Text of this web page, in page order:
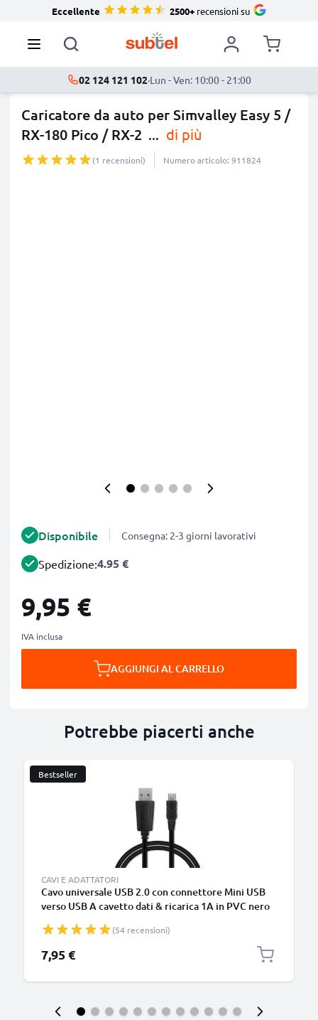
Eccellente 2500+recensioni su
02 124 121 102·Lun - Ven: 10:00 - 21:00
Caricatore da auto per Simvalley Easy 5 /
RX-180 Pico / RX-2 ... di più
(1 recensioni) Numero articolo: 911824
Disponibile Consegna: 2-3 giorni lavorativi
Spedizione:4.95 €
9,95 €
IVA inclusa
AGGIUNGI AL CARRELLO
Potrebbe piacerti anche
Bestseller
CAVI E ADATTATORI
Cavo universale USB 2.0 con connettore Mini USB
verso USB A cavetto dati & ricarica 1A in PVC nero
(54 recensioni)
7,95 €